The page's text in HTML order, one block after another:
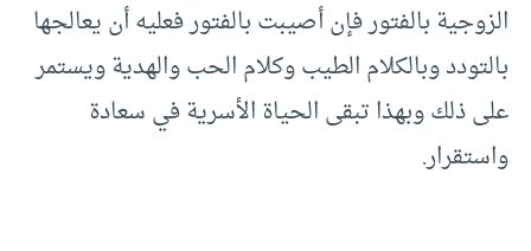
الزوجية بالفتور فإن أصيبت بالفتور فعليه أن يعالجها
بالتودد وبالكلام الطيب وكلام الحب والهدية ويستمر
على ذلك وبهذا تبقى الحياة الأسرية في سعادة
واستقرار.